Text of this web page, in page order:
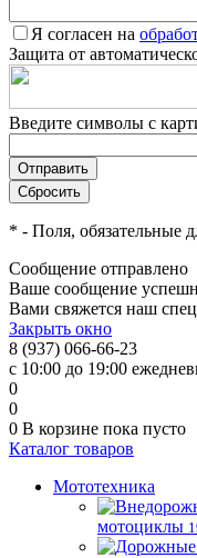
Я согласен на
Защита от
Введите символы с
* - Поля, обязательные
Сообщение отправлено
Ваше сообщение
Вами свяжется наш
Закрыть окно
8 (937) 066-66-23
с 10:00 до 19:00
0
0
0 В корзине пока пусто
Каталог товаров
Мототехника
мотоциклы